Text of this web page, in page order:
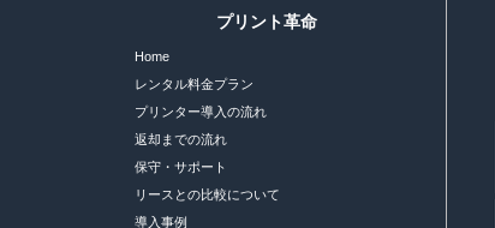
プリント革命
Home
レンタル料金プラン
プリンター導入の流れ
返却までの流れ
保守・サポート
リースとの比較について
導入事例